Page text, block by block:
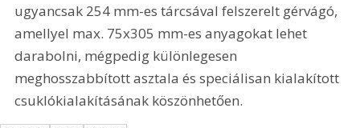
ugyancsak 254 mm-es tárcsával felszerelt gérvágó,
amellyel max. 75x305 mm-es anyagokat lehet
darabolni, mégpedig különlegesen
meghosszabbított asztala és speciálisan kialakított
csuklókialakításának köszönhetően.